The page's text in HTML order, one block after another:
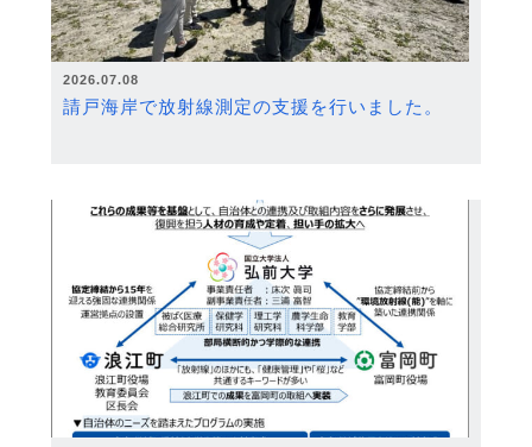
2026.07.08
請戸海岸で放射線測定の支援を行いました。